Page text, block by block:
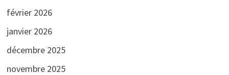
février 2026
janvier 2026
décembre 2025
novembre 2025